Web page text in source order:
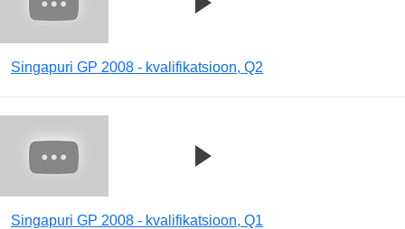
Singapuri GP 2008 - kvalifikatsioon, Q2
Singapuri GP 2008 - kvalifikatsioon, Q1